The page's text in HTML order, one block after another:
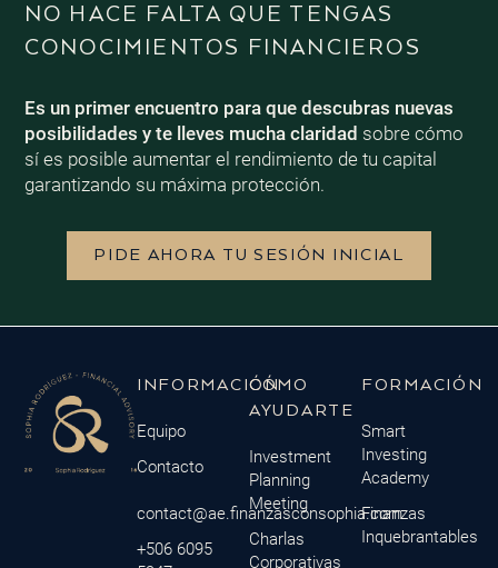
NO HACE FALTA QUE TENGAS
CONOCIMIENTOS FINANCIEROS
Es un primer encuentro para que descubras nuevas
posibilidades y te lleves mucha claridad sobre cómo
sí es posible aumentar el rendimiento de tu capital
garantizando su máxima protección.
PIDE AHORA TU SESIÓN INICIAL
INFORMACIÓN
Equipo
Contacto
contact@ae.finanzasconsophia.com
+506 6095
CÓMO
AYUDARTE
Investment
Planning
Meeting
Charlas
Corporativas
FORMACIÓN
Smart
Investing
Academy
Finanzas
Inquebrantables